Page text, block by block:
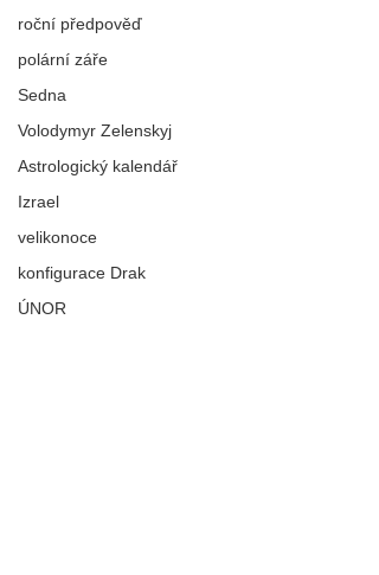
roční předpověď
polární záře
Sedna
Volodymyr Zelenskyj
Astrologický kalendář
Izrael
velikonoce
konfigurace Drak
ÚNOR